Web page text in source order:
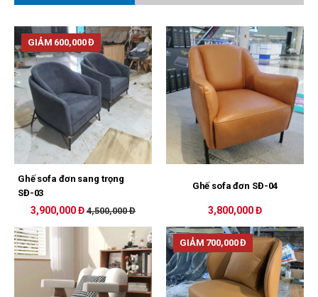
GIẢM 600,000 Đ
Ghế sofa đơn sang trọng
SĐ-03
3,900,000 Đ 4,500,000 Đ
Ghế sofa đơn SĐ-04
3,800,000 Đ
GIẢM 700,000 Đ